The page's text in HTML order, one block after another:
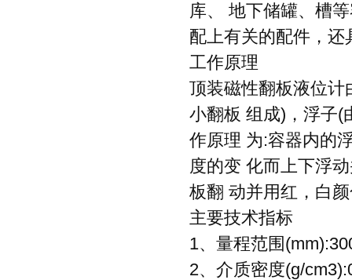
库、 地下储罐、槽
配上有关的配件，
工作原理
顶装磁性翻板液位计
小翻板 组成)，浮子(
作原理 为:容器内的
度的变 化而上下浮
板翻 动并用红，白
主要技术指标
1、量程范围
2、介质密度(g/